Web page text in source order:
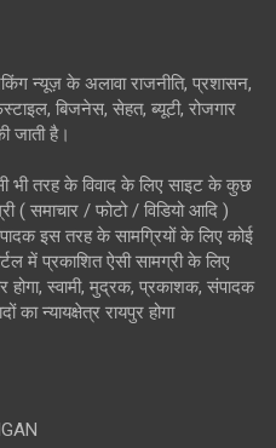
न्यूज़ के अलावा राजनीति, प्रशासन,
बिजनेस, सेहत, ब्यूटी, रोजगार
जाती है।
भी तरह के विवाद के लिए साइट के कुछ
( समाचार / फोटो / विडियो आदि )
इस तरह के सामग्रियों के लिए कोई
में प्रकाशित ऐसी सामग्री के लिए
होगा, स्वामी, मुद्रक, प्रकाशक, संपादक
का न्यायक्षेत्र रायपुर होगा